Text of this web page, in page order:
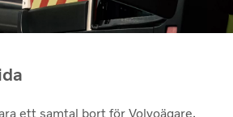
ett samtal bort för Volvoägare.